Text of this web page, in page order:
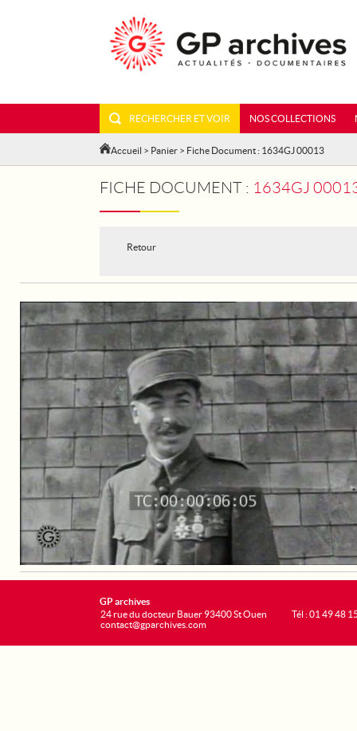
RECHERCHER ET VOIR NOS COLLECTIONS
Accueil > Panier > Fiche Document : 1634GJ 00013
FICHE DOCUMENT : 1634GJ 00013
Retour
GP archives
24 rue du docteur Bauer 93400 St Ouen
contact@gparchives.com
Tél : 01 49 48